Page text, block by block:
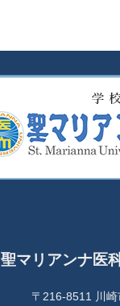
聖マリアンナ医
〒216-8511 川